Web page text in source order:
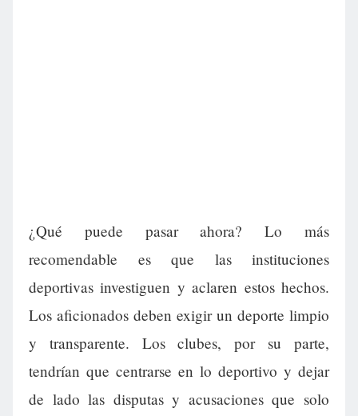
¿Qué puede pasar ahora? Lo más
recomendable es que las instituciones
deportivas investiguen y aclaren estos hechos.
Los aficionados deben exigir un deporte limpio
y transparente. Los clubes, por su parte,
tendrían que centrarse en lo deportivo y dejar
de lado las disputas y acusaciones que solo